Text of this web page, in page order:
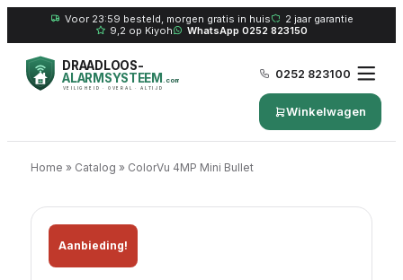
Voor 23:59 besteld, morgen gratis in huis
2 jaar garantie
9,2 op Kiyoh
WhatsApp 0252 823150
DRAADLOOS-
ALARMSYSTEEM.com
VEILIGHEID · OVERAL · ALTIJD
0252 823100
Winkelwagen
Home » Catalog » ColorVu 4MP Mini Bullet
Aanbieding!